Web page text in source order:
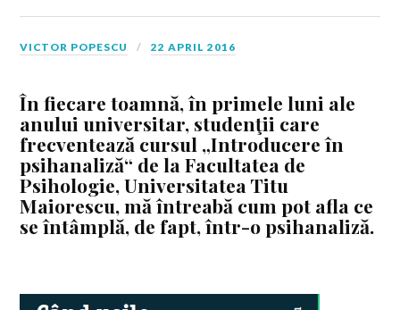
VICTOR POPESCU 22 APRIL 2016
În fiecare toamnă, în primele luni ale
anului universitar, studenţii care
frecventează cursul „Introducere în
psihanaliză“ de la Facultatea de
Psihologie, Universitatea Titu
Maiorescu, mă întreabă cum pot afla ce
se întâmplă, de fapt, într-o psihanaliză.